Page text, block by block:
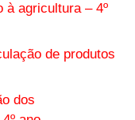
à agricultura – 4º
de produtos
dos